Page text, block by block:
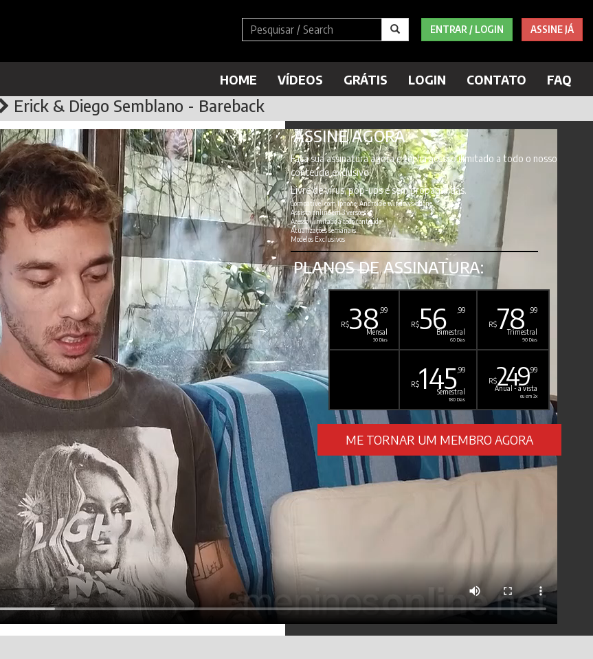
ENTRAR / LOGIN ASSINE JÁ
HOME VÍDEOS GRÁTIS LOGIN CONTATO FAQ
Erick & Diego Semblano - Bareback
ASSINE AGORA
Faça sua assinatura agora e tenha acesso ilimitado a todo o nosso
conteúdo exclusivo.
Livre de vírus, pop-ups e sem propagandas.
Compatível com Iphone, Android e windows phone
Assista online em 3 versões
Acesso ilimitado a todo conteúdo
Atualizações semanais
Modelos Exclusivos
PLANOS DE ASSINATURA:
R$38 ,99
Mensal
30 Dias
R$56 ,99
Bimestral
60 Dias
R$78 ,99
Trimestral
90 Dias
R$145,99
Semestral
180 Dias
R$249,99
Anual - à vista
ou em 3x
ME TORNAR UM MEMBRO AGORA